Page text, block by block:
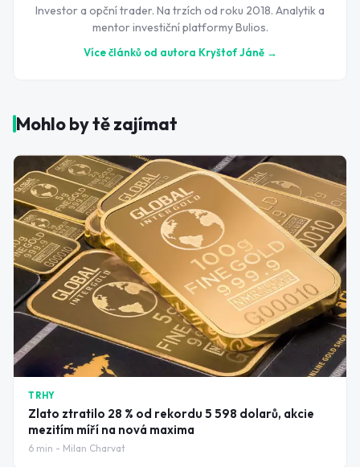
Investor a opční trader. Na trzích od roku 2018. Analytik a
mentor investiční platformy Bulios.
Více článků od autora Kryštof Jáně →
Mohlo by tě zajímat
TRHY
Zlato ztratilo 28 % od rekordu 5 598 dolarů, akcie
mezitím míří na nová maxima
6 min - Milan Charvat